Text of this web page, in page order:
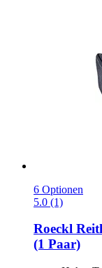
6 Optionen
5.0 (1)
Roeckl
(1 Paar)